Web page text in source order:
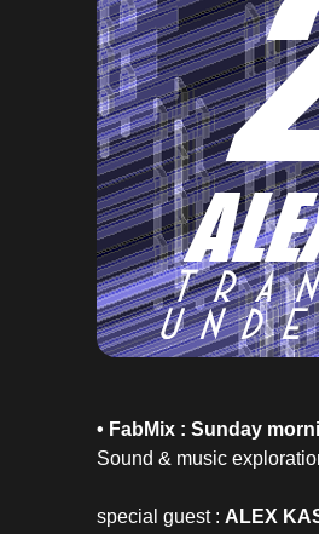
• FabMix : Sunday
Sound & music
special guest : ALEX